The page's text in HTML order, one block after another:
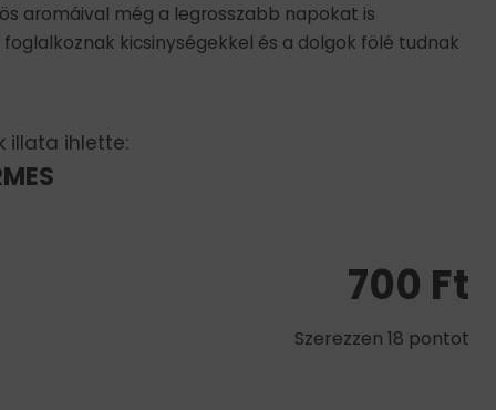
aromáival még a legrosszabb napokat is
kicsinységekkel és a dolgok fölé tudnak
illata ihlette:
700 Ft
Szerezzen 18 pontot